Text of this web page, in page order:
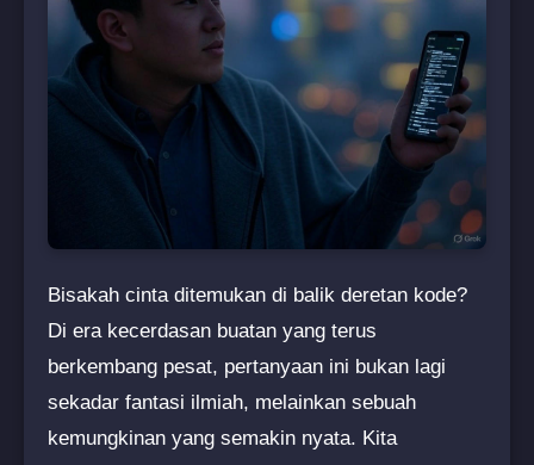
Bisakah cinta ditemukan di balik deretan kode?
Di era kecerdasan buatan yang terus
berkembang pesat, pertanyaan ini bukan lagi
sekadar fantasi ilmiah, melainkan sebuah
kemungkinan yang semakin nyata. Kita